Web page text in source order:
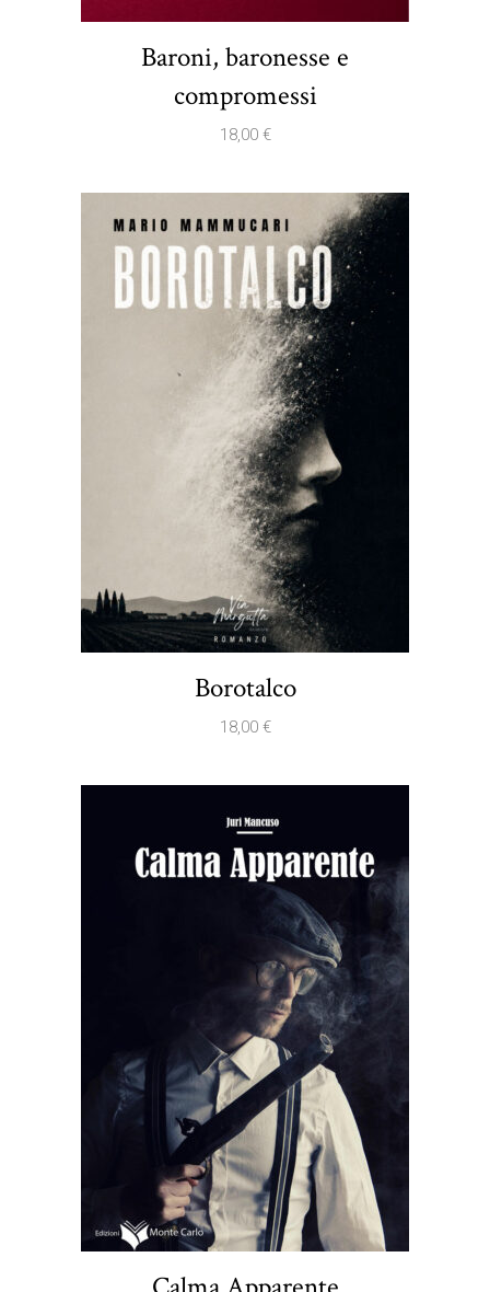
Baroni, baronesse e
compromessi
18,00 €
Borotalco
18,00 €